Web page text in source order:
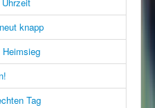
knapp
Tag